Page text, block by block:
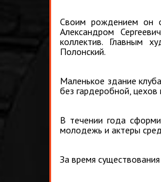
Своим рождением он
Александром
коллектив. Главным
Полонский.
Маленькое здание
без гардеробной,
В течении года
молодежь и актеры
За время